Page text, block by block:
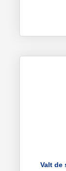
Valt de